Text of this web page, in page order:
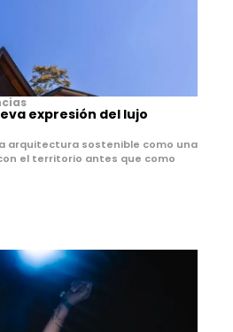
expresión del lujo
arquitectura sostenible como una
el territorio antes que como